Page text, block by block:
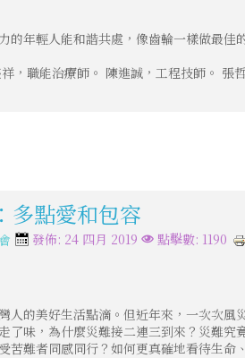
的年輕人能和諧共處，像齒輪一樣做最佳
，職能治療師。 陳進誠，工程技師。 張
多點愛和包容
發佈: 24 四月 2019 點擊數: 1190
人的美好生活點滴。但近年來，一次次風
了味，為什麼災難接二連三到來？災難究
苦難者同感同行？如何更真確地看待生命